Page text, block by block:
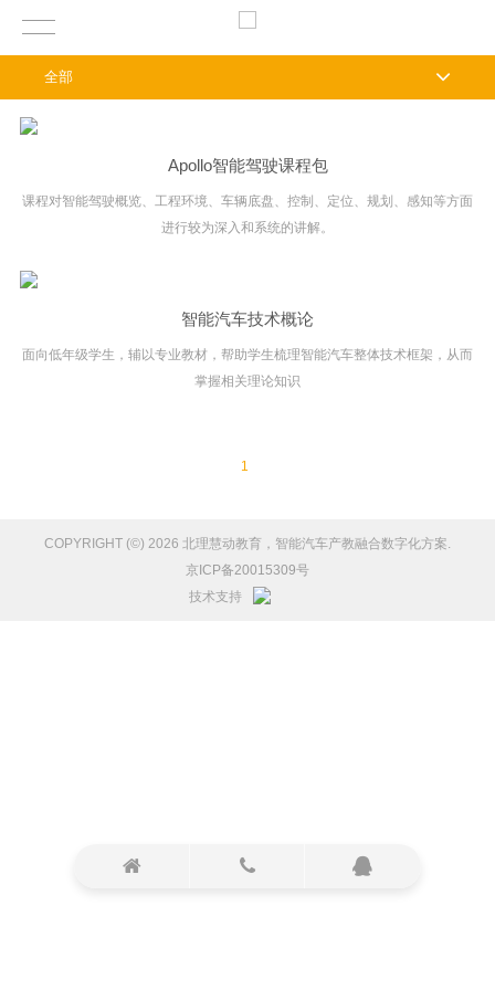
Apollo智能驾驶课程包
课程对智能驾驶概览、工程环境、车辆底盘、控制、定位、规划、感知等方面
进行较为深入和系统的讲解。
智能汽车技术概论
面向低年级学生，辅以专业教材，帮助学生梳理智能汽车整体技术框架，从而
掌握相关理论知识
1
COPYRIGHT (©) 2026 北理慧动教育，智能汽车产教融合数字化方案.
京ICP备20015309号
技术支持
全部